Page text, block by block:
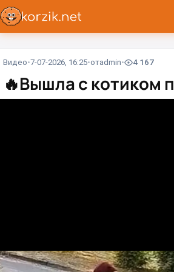
Видео 7-07-2026, 16:25 отadmin 4 167
🔥Вышла с котиком